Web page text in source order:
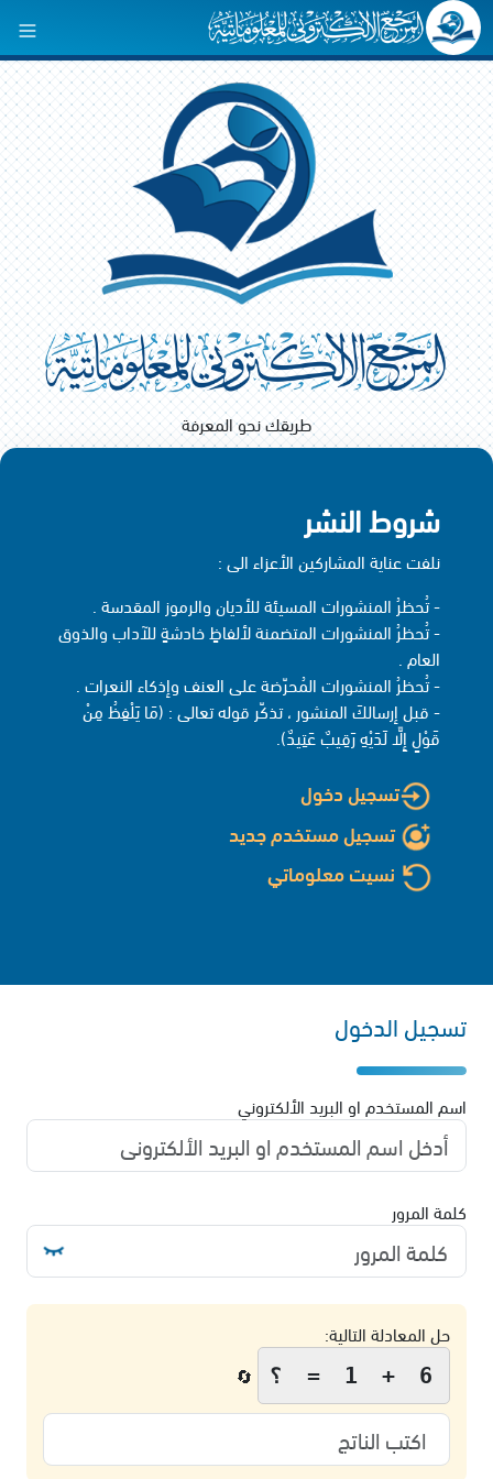
طريقك نحو المعرفة
شروط النشر
نلفت عناية المشاركين الأعزاء الى :
- تُحظرُ المنشورات المسيئة للأديان والرموز المقدسة .
- تُحظرُ المنشورات المتضمنة لألفاظٍ خادشةٍ للآداب والذوق
العام .
- تُحظرُ المنشورات المُحرّضة على العنف وإذكاء النعرات .
- قبل إرسالكَ المنشور ، تذكّر قوله تعالى : (مَا يَلْفِظُ مِنْ
قَوْلٍ إِلَّا لَدَيْهِ رَقِيبٌ عَتِيدٌ).
تسجيل دخول
تسجيل مستخدم جديد
نسيت معلوماتي
تسجيل الدخول
اسم المستخدم او البريد الألكتروني
كلمة المرور
حل المعادلة التالية:
6 + 1 = ؟ 🔄